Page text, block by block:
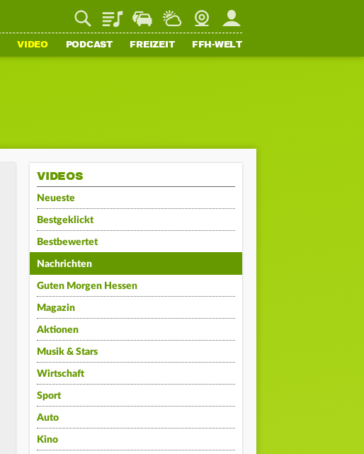
PlaylistStaupilotWetterWebcamMein FFH
VIDEO PODCAST FREIZEIT FFH-WELT
VIDEOS
Neueste
Bestgeklickt
Bestbewertet
Nachrichten
Guten Morgen Hessen
Magazin
Aktionen
Musik & Stars
Wirtschaft
Sport
Auto
Kino